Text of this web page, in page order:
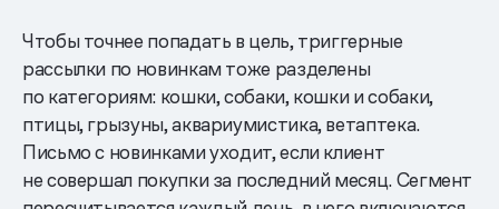
Чтобы точнее попадать в цель, триггерные
рассылки по новинкам тоже разделены
по категориям: кошки, собаки, кошки и собаки,
птицы, грызуны, аквариумистика, ветаптека.
Письмо с новинками уходит, если клиент
не совершал покупки за последний месяц. Сегмент